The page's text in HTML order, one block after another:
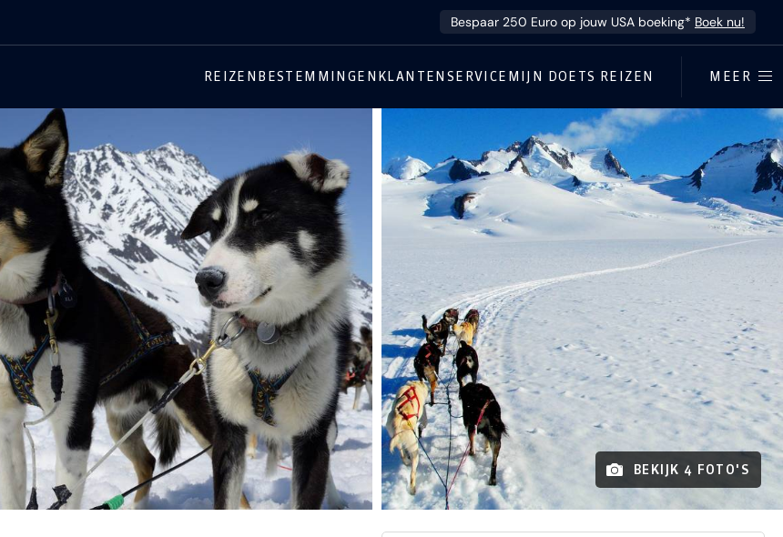
Bespaar 250 Euro op jouw USA boeking* Boek nu!
REIZEN BESTEMMINGEN KLANTENSERVICE MIJN DOETS REIZEN MEER
BEKIJK 4 FOTO'S